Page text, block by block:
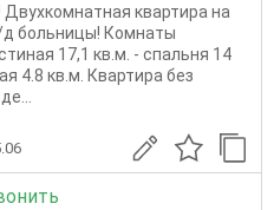
квартира на
больницы! Комнаты
17,1 кв.м. - спальня 14
4.8 кв.м. Квартира без